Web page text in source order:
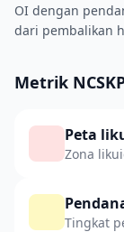
OI dengan
dari pembalikan
Metrik
Peta
Zona
Tingkat